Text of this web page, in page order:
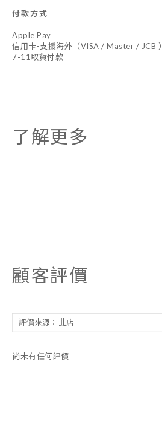
付款方式
Apple Pay
信用卡-支援海外（VISA / Master / JCB ）
7-11取貨付款
了解更多
顧客評價
尚未有任何評價